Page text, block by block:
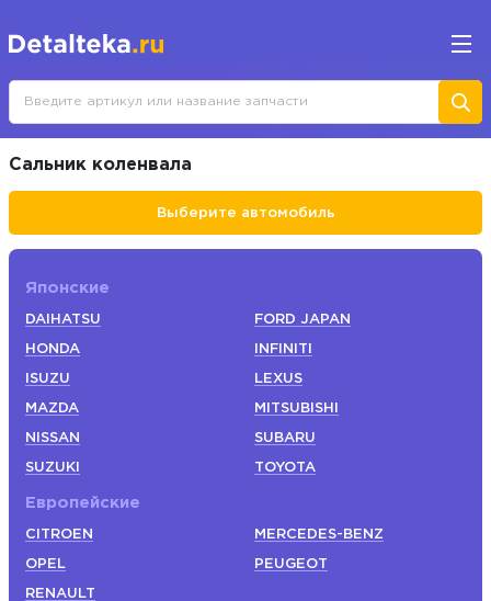
Сальник коленвала
Выберите автомобиль
Японские
DAIHATSU FORD JAPAN
HONDA INFINITI
ISUZU LEXUS
MAZDA MITSUBISHI
NISSAN SUBARU
SUZUKI TOYOTA
Европейские
CITROEN MERCEDES-BENZ
OPEL PEUGEOT
RENAULT